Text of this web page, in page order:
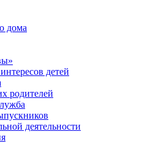
дома
детей
родителей
деятельности